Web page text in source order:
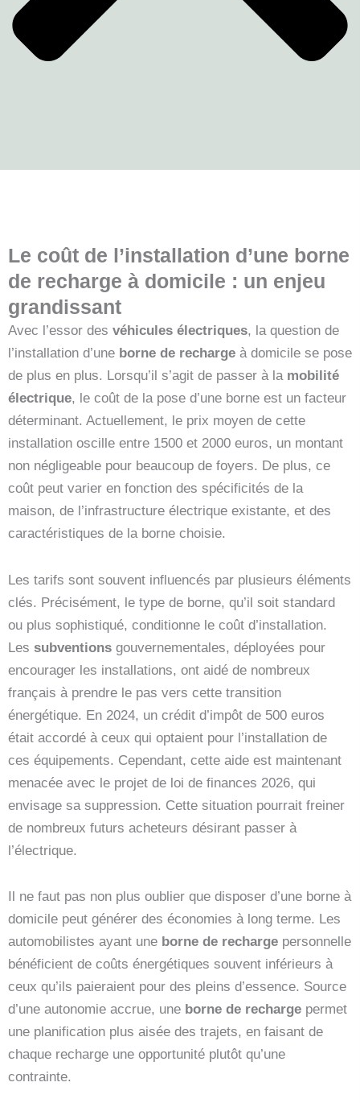
Le coût de l’installation d’une borne
de recharge à domicile : un enjeu
grandissant
Avec l’essor des véhicules électriques, la question de
l’installation d’une borne de recharge à domicile se pose
de plus en plus. Lorsqu’il s’agit de passer à la mobilité
électrique, le coût de la pose d’une borne est un facteur
déterminant. Actuellement, le prix moyen de cette
installation oscille entre 1500 et 2000 euros, un montant
non négligeable pour beaucoup de foyers. De plus, ce
coût peut varier en fonction des spécificités de la
maison, de l’infrastructure électrique existante, et des
caractéristiques de la borne choisie.
Les tarifs sont souvent influencés par plusieurs éléments
clés. Précisément, le type de borne, qu’il soit standard
ou plus sophistiqué, conditionne le coût d’installation.
Les subventions gouvernementales, déployées pour
encourager les installations, ont aidé de nombreux
français à prendre le pas vers cette transition
énergétique. En 2024, un crédit d’impôt de 500 euros
était accordé à ceux qui optaient pour l’installation de
ces équipements. Cependant, cette aide est maintenant
menacée avec le projet de loi de finances 2026, qui
envisage sa suppression. Cette situation pourrait freiner
de nombreux futurs acheteurs désirant passer à
l’électrique.
Il ne faut pas non plus oublier que disposer d’une borne à
domicile peut générer des économies à long terme. Les
automobilistes ayant une borne de recharge personnelle
bénéficient de coûts énergétiques souvent inférieurs à
ceux qu’ils paieraient pour des pleins d’essence. Source
d’une autonomie accrue, une borne de recharge permet
une planification plus aisée des trajets, en faisant de
chaque recharge une opportunité plutôt qu’une
contrainte.